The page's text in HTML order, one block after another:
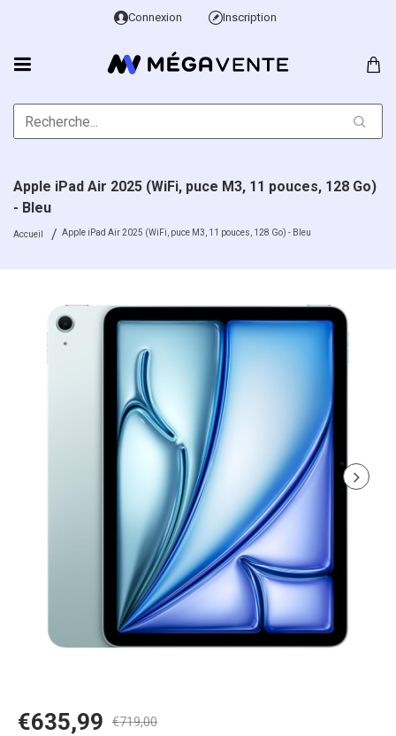
Connexion Inscription
Accueil Apple iPad Air 2025 (WiFi, puce M3, 11 pouces, 128 Go) - Bleu
Apple iPad Air 2025 (WiFi, puce M3, 11 pouces, 128 Go)
- Bleu
€635,99 €719,00